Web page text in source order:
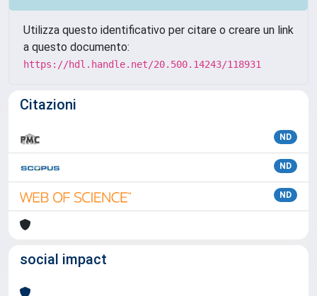
Utilizza questo identificativo per citare o creare un link
a questo documento:
https://hdl.handle.net/20.500.14243/118931
Citazioni
ND
ND
ND
social impact